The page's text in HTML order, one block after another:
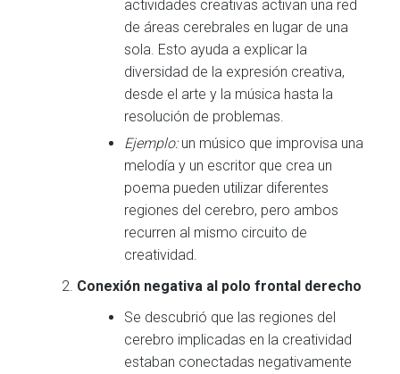
actividades creativas activan una red
de áreas cerebrales en lugar de una
sola. Esto ayuda a explicar la
diversidad de la expresión creativa,
desde el arte y la música hasta la
resolución de problemas.
Ejemplo:un músico que improvisa una
melodía y un escritor que crea un
poema pueden utilizar diferentes
regiones del cerebro, pero ambos
recurren al mismo circuito de
creatividad.
Conexión negativa al polo frontal derecho
Se descubrió que las regiones del
cerebro implicadas en la creatividad
estaban conectadas negativamente